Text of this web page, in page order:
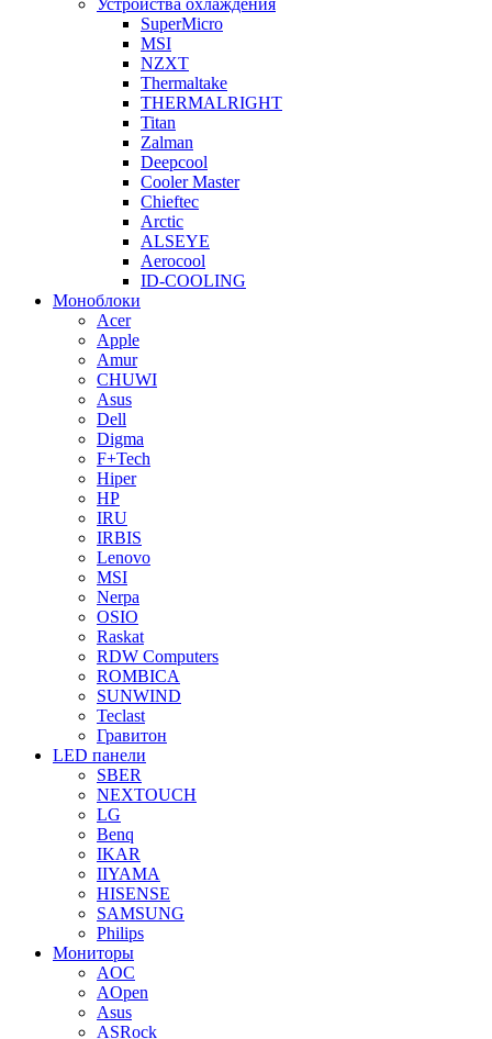
Устройства охлаждения
SuperMicro
MSI
NZXT
Thermaltake
THERMALRIGHT
Titan
Zalman
Deepcool
Cooler Master
Chieftec
Arctic
ALSEYE
Aerocool
ID-COOLING
Моноблоки
Acer
Apple
Amur
CHUWI
Asus
Dell
Digma
F+Tech
Hiper
HP
IRU
IRBIS
Lenovo
MSI
Nerpa
OSIO
Raskat
RDW Computers
ROMBICA
SUNWIND
Teclast
Гравитон
LED панели
SBER
NEXTOUCH
LG
Benq
IKAR
IIYAMA
HISENSE
SAMSUNG
Philips
Мониторы
AOC
AOpen
Asus
ASRock